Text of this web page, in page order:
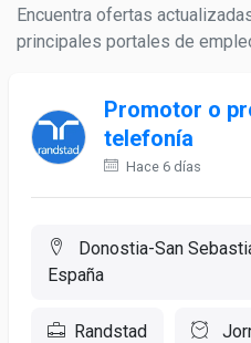
Encuentra ofertas
principales portales de
Promotor o
telefonía
Hace 6 días
Donostia-San
España
Randstad